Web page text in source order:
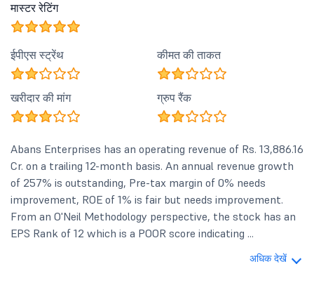
मास्टर रेटिंग
ईपीएस स्ट्रेंथ कीमत की ताकत
खरीदार की मांग ग्रुप रैंक
Abans Enterprises has an operating revenue of Rs. 13,886.16
Cr. on a trailing 12-month basis. An annual revenue growth
of 257% is outstanding, Pre-tax margin of 0% needs
improvement, ROE of 1% is fair but needs improvement.
From an O'Neil Methodology perspective, the stock has an
EPS Rank of 12 which is a POOR score indicating ...
अधिक देखें